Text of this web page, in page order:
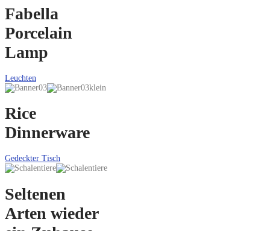
Fabella
Porcelain
Lamp
Leuchten
Rice
Dinnerware
Gedeckter Tisch
Seltenen
Arten wieder